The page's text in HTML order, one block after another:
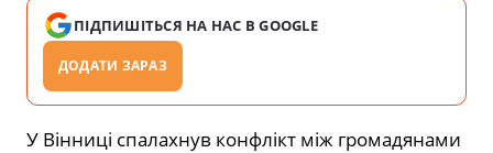
ПІДПИШІТЬСЯ НА НАС В GOOGLE
ДОДАТИ ЗАРАЗ
У Вінниці спалахнув конфлікт між громадянами